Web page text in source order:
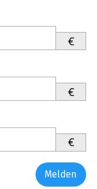
€
€
€
Melden